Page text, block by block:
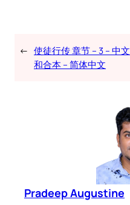
← 使徒行传 章节 – 3 – 中文
和合本 – 简体中文
Pradeep Augustine